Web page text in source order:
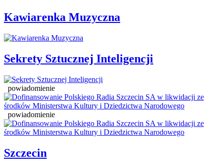
Kawiarenka Muzyczna
Sekrety Sztucznej Inteligencji
powiadomienie
powiadomienie
Szczecin